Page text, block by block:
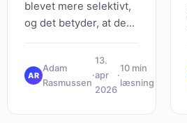
blevet mere selektivt,
og det betyder, at de
“plejer” at imponere,
ikke nødvendigvis er
dem, der flytter prisen
AR
Adam
Rasmussen
·
13.
apr
2026
·
10 min
læsning